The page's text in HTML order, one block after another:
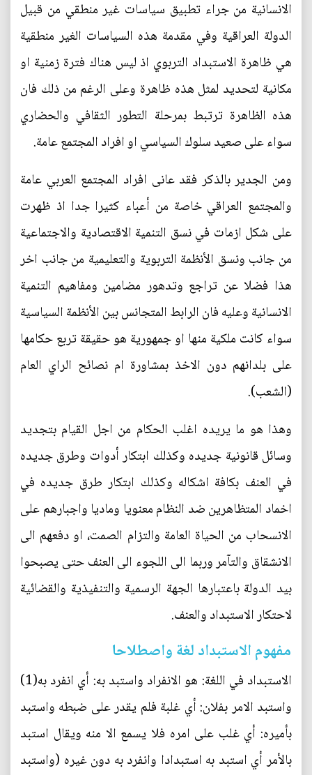
الانسانية من جراء تطبيق سياسات غير منطقي من قبيل
الدولة العراقية وفي مقدمة هذه السياسات الغير منطقية
هي ظاهرة الاستبداد التربوي اذ ليس هناك فترة زمنية او
مكانية لتحديد لمثل هذه ظاهرة وعلى الرغم من ذلك فان
هذه الظاهرة ترتبط بمرحلة التطور الثقافي والحضاري
سواء على صعيد سلوك السياسي او افراد المجتمع عامة.
ومن الجدير بالذكر فقد عانى افراد المجتمع العربي عامة
والمجتمع العراقي خاصة من أعباء كثيرا جدا اذ ظهرت
على شكل ازمات في نسق التنمية الاقتصادية والاجتماعية
من جانب ونسق الأنظمة التربوية والتعليمية من جانب اخر
هذا فضلا عن تراجع وتدهور مضامين ومفاهيم التنمية
الانسانية وعليه فان الرابط المتجانس بين الأنظمة السياسية
سواء كانت ملكية منها او جمهورية هو حقيقة تربع حكامها
على بلدانهم دون الاخذ بمشاورة ام نصائح الراي العام
(الشعب).
وهذا هو ما يريده اغلب الحكام من اجل القيام بتجديد
وسائل قانونية جديده وكذلك ابتكار أدوات وطرق جديده
في العنف بكافة اشكاله وكذلك ابتكار طرق جديده في
اخماد المتظاهرين ضد النظام معنويا وماديا واجبارهم على
الانسحاب من الحياة العامة والتزام الصمت، او دفعهم الى
الانشقاق والتآمر وربما الى اللجوء الى العنف حتى يصبحوا
بيد الدولة باعتبارها الجهة الرسمية والتنفيذية والقضائية
لاحتكار الاستبداد والعنف.
مفهوم الاستبداد لغة واصطلاحا
الاستبداد في اللغة: هو الانفراد واستبد به: أي انفرد به(1)
واستبد الامر بفلان: أي غلبة فلم يقدر على ضبطه واستبد
بأميره: أي غلب على امره فلا يسمع الا منه ويقال استبد
بالأمر أي استبد به استبدادا وانفرد به دون غيره (واستبد